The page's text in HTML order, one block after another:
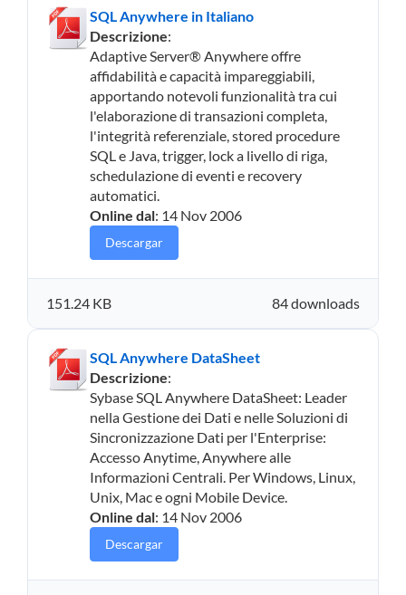
SQL Anywhere in Italiano
Descrizione:
Adaptive Server® Anywhere offre
affidabilità e capacità impareggiabili,
apportando notevoli funzionalità tra cui
l'elaborazione di transazioni completa,
l'integrità referenziale, stored procedure
SQL e Java, trigger, lock a livello di riga,
schedulazione di eventi e recovery
automatici.
Online dal: 14 Nov 2006
Descargar
84 downloads
151.24 KB
SQL Anywhere DataSheet
Descrizione:
Sybase SQL Anywhere DataSheet: Leader
nella Gestione dei Dati e nelle Soluzioni di
Sincronizzazione Dati per l'Enterprise:
Accesso Anytime, Anywhere alle
Informazioni Centrali. Per Windows, Linux,
Unix, Mac e ogni Mobile Device.
Online dal: 14 Nov 2006
Descargar